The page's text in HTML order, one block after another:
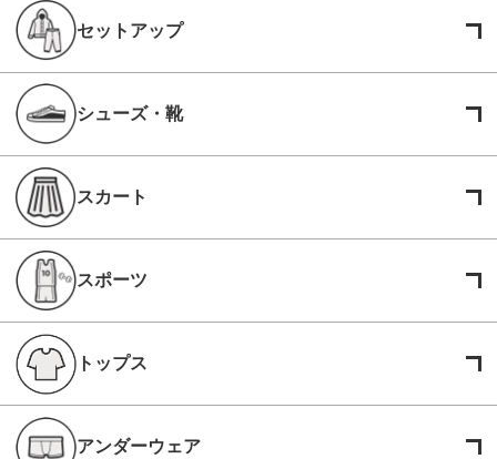
セットアップ
シューズ・靴
スカート
スポーツ
トップス
アンダーウェア